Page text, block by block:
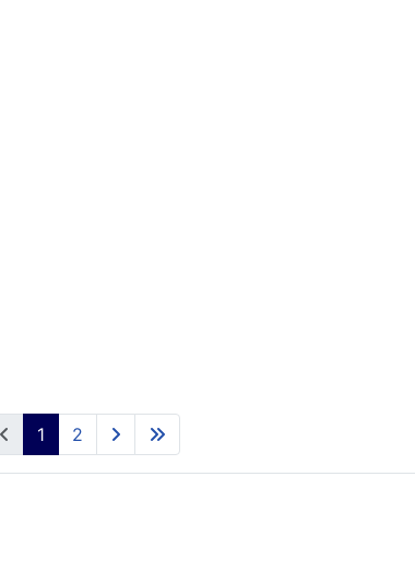
1 2